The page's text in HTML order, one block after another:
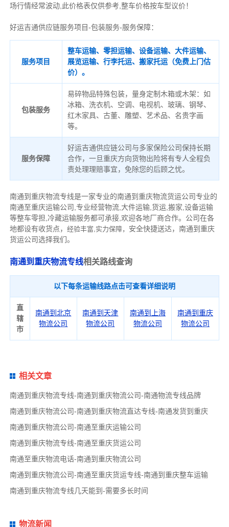
场行情经常波动,此价格表仅供参考,整车价格按车型议价！
好运吉通供应链服务项目-包装服务-服务保障：
服务项目
整车运输、零担运输、设备运输、大件运输、
展览运输、行李托运、搬家托运（免费上门估
价）。
包装服务
易碎物品特殊包装，量身定制木箱或木架：如
冰箱、洗衣机、空调、电视机、玻璃、钢琴、
红木家具、古董、雕塑、艺术品、名贵字画
等。
服务保障
好运吉通供应链公司与多家保险公司保持长期
合作，一旦重庆方向货物出险将有专人全程负
责处理理赔事宜，免除您的后顾之忧。
南通到重庆物流专线是一家专业的南通到重庆物流货运公司专业的
南通至重庆运输公司,专业经营物流,大件运输,货运,搬家,设备运输
等整车零担,冷藏运输服务都可承接,欢迎各地厂商合作。公司在各
地都设有收货点， 经验丰富,实力保障， 安全快捷送达，南通到重庆
货运公司选择我们。
南通到重庆物流专线相关路线查询
以下每条运输线路点击可查看详细说明
直
辖
市
南通到北京
物流公司
南通到天津
物流公司
南通到上海
物流公司
南通到重庆
物流公司
相关文章
南通到重庆物流专线-南通到重庆物流公司-南通物流专线品牌
南通到重庆物流公司-南通到重庆物流直达专线-南通发货到重庆
南通到重庆物流公司-南通至重庆运输公司
南通到重庆物流专线-南通至重庆货运公司
南通至重庆物流电话-南通到重庆物流公司
南通到重庆物流公司-南通至重庆货运专线-南通到重庆整车运输
南通到重庆物流专线几天能到-需要多长时间
物流新闻